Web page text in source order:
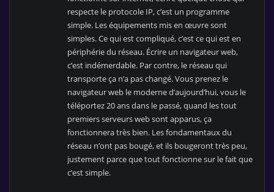
respecte le protocole IP, c’est un programme
simple. Les équipements mis en œuvre sont
simples. Ce qui est compliqué, c’est ce qui est en
périphérie du réseau. Écrire un navigateur web,
c’est indémerdable. Par contre, le réseau qui
transporte ça n’a pas changé. Vous prenez le
navigateur web le moderne d’aujourd’hui, vous le
téléportez 20 ans dans le passé, quand les tout
premiers serveurs web sont apparus, ça
fonctionnera très bien. Les fondamentaux du
réseau n’ont pas bougé, et ils bougeront très peu,
justement parce que tout fonctionne sur le fait que
c’est simple.